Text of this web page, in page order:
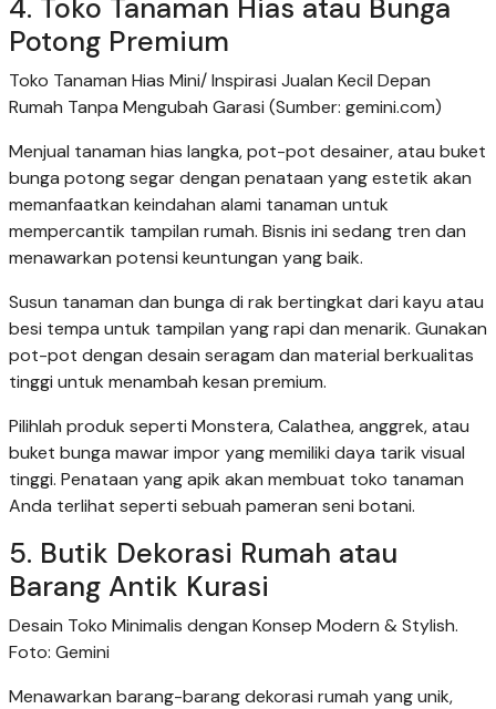
4. Toko Tanaman Hias atau Bunga
Potong Premium
Toko Tanaman Hias Mini/ Inspirasi Jualan Kecil Depan
Rumah Tanpa Mengubah Garasi (Sumber: gemini.com)
Menjual tanaman hias langka, pot-pot desainer, atau buket
bunga potong segar dengan penataan yang estetik akan
memanfaatkan keindahan alami tanaman untuk
mempercantik tampilan rumah. Bisnis ini sedang tren dan
menawarkan potensi keuntungan yang baik.
Susun tanaman dan bunga di rak bertingkat dari kayu atau
besi tempa untuk tampilan yang rapi dan menarik. Gunakan
pot-pot dengan desain seragam dan material berkualitas
tinggi untuk menambah kesan premium.
Pilihlah produk seperti Monstera, Calathea, anggrek, atau
buket bunga mawar impor yang memiliki daya tarik visual
tinggi. Penataan yang apik akan membuat toko tanaman
Anda terlihat seperti sebuah pameran seni botani.
5. Butik Dekorasi Rumah atau
Barang Antik Kurasi
Desain Toko Minimalis dengan Konsep Modern & Stylish.
Foto: Gemini
Menawarkan barang-barang dekorasi rumah yang unik,